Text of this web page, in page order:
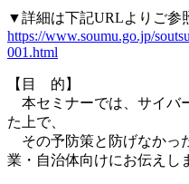
▼詳細は下記URLよりご参
https://www.soumu.go.jp/
001.html
【目 的】
本セミナーでは、サイバ
た上で、
その予防策と防げなかっ
業・自治体向けにお伝えし